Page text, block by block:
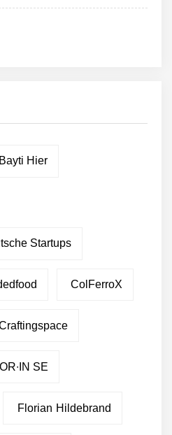
Bayti Hier
Startups
ColFerroX
SE
Florian Hildebrand